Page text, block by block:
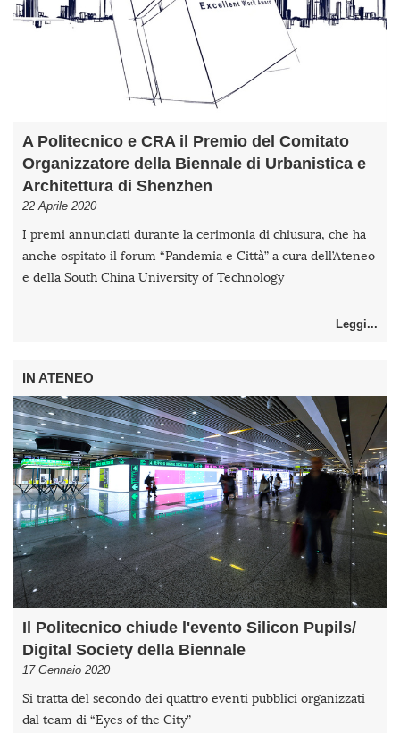
A Politecnico e CRA il Premio del Comitato
Organizzatore della Biennale di Urbanistica e
Architettura di Shenzhen
22 Aprile 2020
I premi annunciati durante la cerimonia di chiusura, che ha
anche ospitato il forum “Pandemia e Città” a cura dell’Ateneo
e della South China University of Technology
Leggi...
IN ATENEO
Il Politecnico chiude l'evento Silicon Pupils/
Digital Society della Biennale
17 Gennaio 2020
Si tratta del secondo dei quattro eventi pubblici organizzati
dal team di “Eyes of the City”